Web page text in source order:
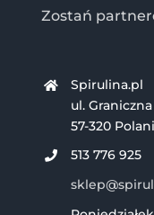
Zostań
Spirulina.pl
ul.
57-320
513 776 925